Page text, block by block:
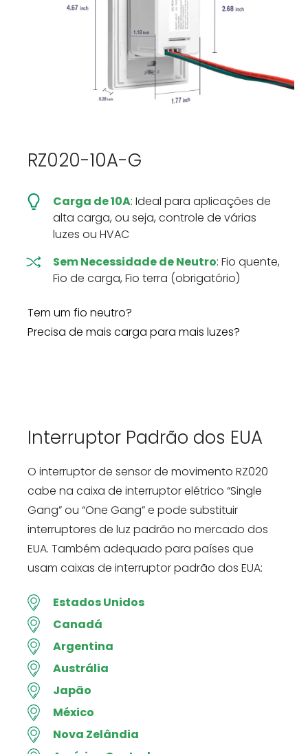
RZ020-10A-G
Carga de 10A: Ideal para aplicações de
alta carga, ou seja, controle de várias
luzes ou HVAC
Sem Necessidade de Neutro: Fio quente,
Fio de carga, Fio terra (obrigatório)
Tem um fio neutro?
Precisa de mais carga para mais luzes?
Interruptor Padrão dos EUA
O interruptor de sensor de movimento RZ020
cabe na caixa de interruptor elétrico “Single
Gang” ou “One Gang” e pode substituir
interruptores de luz padrão no mercado dos
EUA. Também adequado para países que
usam caixas de interruptor padrão dos EUA:
Estados Unidos
Canadá
Argentina
Austrália
Japão
México
Nova Zelândia